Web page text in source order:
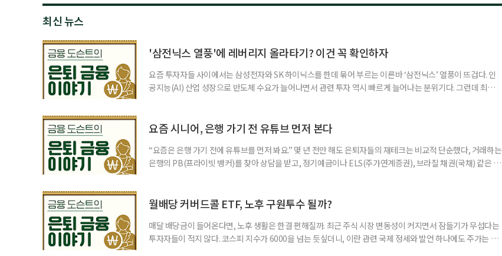
최신 뉴스
'삼전닉스 열풍'에 레버리지 올라타기? 이건 꼭 확인하자
요즘 투자자들 사이에서는 삼성전자와 SK 하이닉스를 한데 묶어 부르는 이른바 ‘삼전닉스’ 열풍이 뜨겁다. 인
공지능(AI) 산업 성장으로 반도체 수요가 늘어나면서 관련 투자 역시 빠르게 늘어나는 분위기다. 그런데 최근
투자자라면 반드시 알아야 할 핵심 위험 요소를 짚어본다. 수익도 2배, 손실도 2배… 레버리지의 두 얼
요즘 시니어, 은행 가기 전 유튜브 먼저 본다
“요즘은 은행 가기 전에 유튜브를 먼저 봐요.” 몇 년 전만 해도 은퇴자들의 재테크는 비교적 단순했다, 거래하는
은행의 PB(프라이빗 뱅커)를 찾아 상담을 받고, 정기예금이나 ELS(주가연계증권), 브라질 채권(국채) 같은 고
브에서 정보를 서울에 사는 60대 A 씨는 최근 IRP(개인형퇴직연금) 계좌를 직접 손보기 시작했
월배당 커버드콜 ETF, 노후 구원투수 될까?
매달 배당금이 들어온다면, 노후 생활은 한결 편해질까. 최근 주식 시장 변동성이 커지면서 잠들기가 무섭다는
투자자들이 적지 않다. 코스피 지수가 6000을 넘는 듯싶더니, 이란 관련 국제 정세와 발언 하나에도 주가는 오